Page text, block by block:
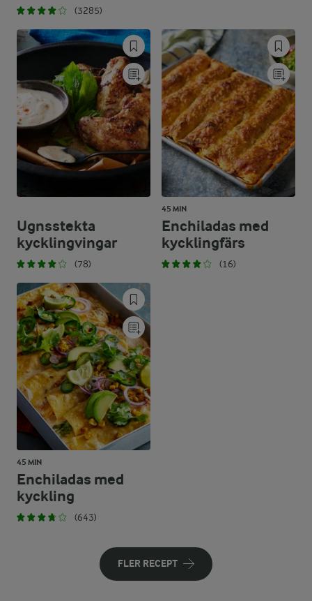
(3285)
Ugnsstekta
kycklingvingar
(78)
45 MIN
Enchiladas med
kycklingfärs
(16)
45 MIN
Enchiladas med
kyckling
(643)
FLER RECEPT